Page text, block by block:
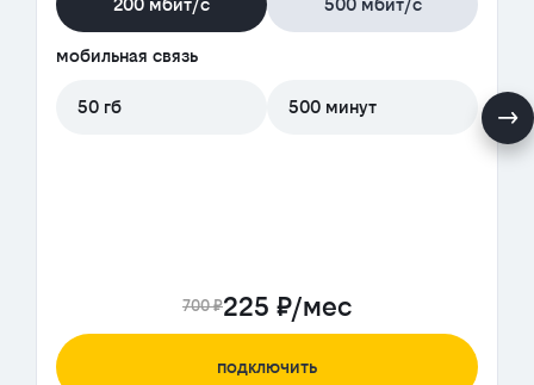
200 мбит/с 500 мбит/с
мобильная связь
50 гб 500 минут
700 ₽225 ₽/мес
подключить